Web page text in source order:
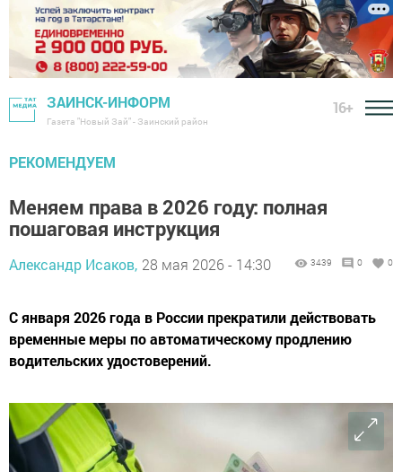
ЗАИНСК-ИНФОРМ
Газета "Новый Зай" - Заинский район
16+
РЕКОМЕНДУЕМ
Меняем права в 2026 году: полная
пошаговая инструкция
Александр Исаков, 28 мая 2026 - 14:30 3439 0 0
С января 2026 года в России прекратили действовать
временные меры по автоматическому продлению
водительских удостоверений.